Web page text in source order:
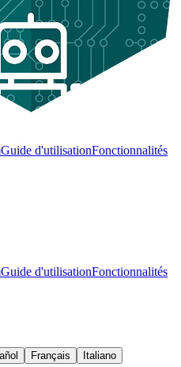
Guide d'utilisationFonctionnalités
Guide d'utilisationFonctionnalités
Français Italiano